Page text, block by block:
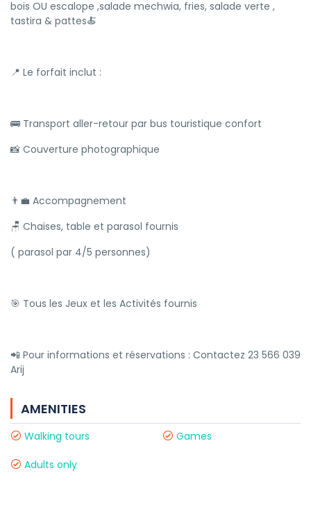
bois OU escalope ,salade mechwia, fries, salade verte ,
tastira & pattes🍝
📍 Le forfait inclut :
🚌 Transport aller-retour par bus touristique confort
📸 Couverture photographique
👨‍💼 Accompagnement
🪑 Chaises, table et parasol fournis
( parasol par 4/5 personnes)
🎯 Tous les Jeux et les Activités fournis
📲 Pour informations et réservations : Contactez 23 566 039
Arij
AMENITIES
Walking tours Games
Adults only